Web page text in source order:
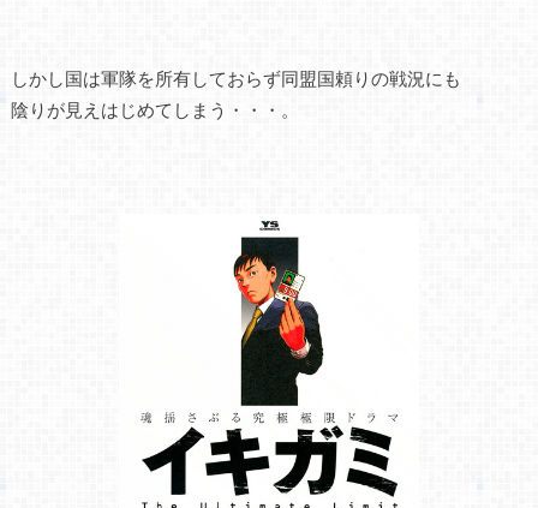
しかし国は軍隊を所有しておらず同盟国頼りの戦況にも
陰りが見えはじめてしまう・・・。